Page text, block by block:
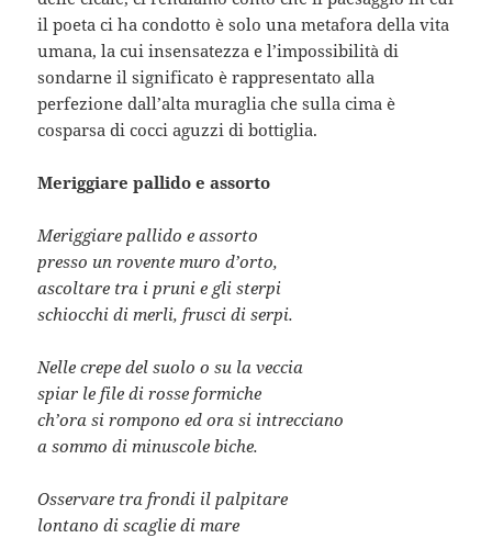
il poeta ci ha condotto è solo una metafora della vita
umana, la cui insensatezza e l’impossibilità di
sondarne il significato è rappresentato alla
perfezione dall’alta muraglia che sulla cima è
cosparsa di cocci aguzzi di bottiglia.
Meriggiare pallido e assorto
Meriggiare pallido e assorto
presso un rovente muro d’orto,
ascoltare tra i pruni e gli sterpi
schiocchi di merli, frusci di serpi.
Nelle crepe del suolo o su la veccia
spiar le file di rosse formiche
ch’ora si rompono ed ora si intrecciano
a sommo di minuscole biche.
Osservare tra frondi il palpitare
lontano di scaglie di mare